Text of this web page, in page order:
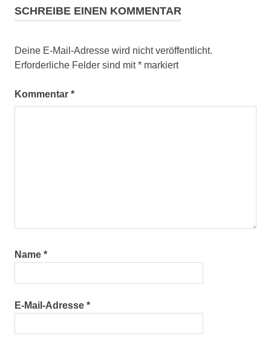
SCHREIBE EINEN KOMMENTAR
Deine E-Mail-Adresse wird nicht veröffentlicht.
Erforderliche Felder sind mit* markiert
Kommentar *
Name *
E-Mail-Adresse *